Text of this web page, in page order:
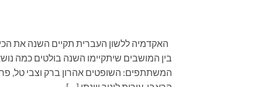
בין המושבים שיתקיימו השנה בולטים כמה
המשתתפים: השופטים אהרון ברק וצבי טל,